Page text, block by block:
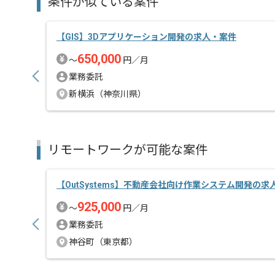
【GIS】3Dアプリケーション開発の求人・案件
〜650,000 円／月
業務委託
新横浜（神奈川県）
リモートワークが可能な案件
【OutSystems】不動産会社向け作業システム開発の求
〜925,000 円／月
業務委託
神谷町（東京都）